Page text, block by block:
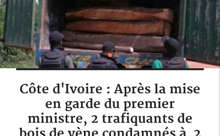
Côte d'Ivoire : Après la mise
en garde du premier
ministre, 2 trafiquants de